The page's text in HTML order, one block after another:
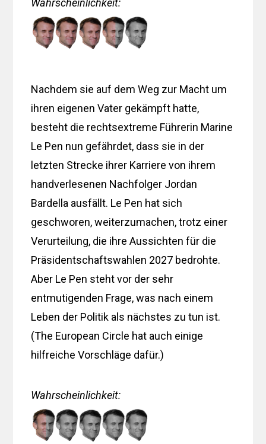
Nachdem sie auf dem Weg zur Macht um
ihren eigenen Vater gekämpft hatte,
besteht die rechtsextreme Führerin Marine
Le Pen nun gefährdet, dass sie in der
letzten Strecke ihrer Karriere von ihrem
handverlesenen Nachfolger Jordan
Bardella ausfällt. Le Pen hat sich
geschworen, weiterzumachen, trotz einer
Verurteilung, die ihre Aussichten für die
Präsidentschaftswahlen 2027 bedrohte.
Aber Le Pen steht vor der sehr
entmutigenden Frage, was nach einem
Leben der Politik als nächstes zu tun ist.
(The European Circle hat auch einige
hilfreiche Vorschläge dafür.)
Wahrscheinlichkeit: